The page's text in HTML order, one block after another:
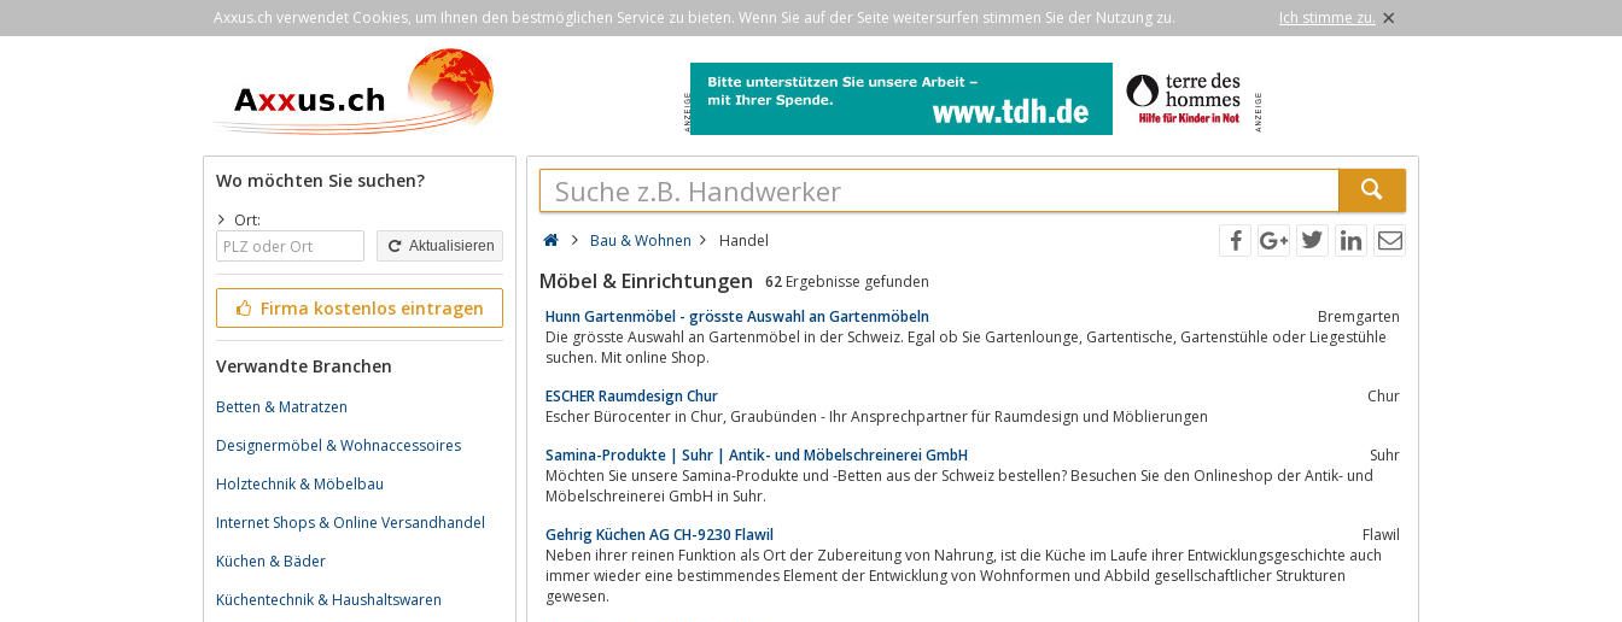
Axxus.ch verwendet Cookies, um Ihnen den bestmöglichen Service zu bieten. Wenn Sie auf der Seite weitersurfen stimmen Sie der Nutzung zu. Ich stimme zu. ×
Wo möchten Sie suchen?
Ort:
Aktualisieren
Firma kostenlos eintragen
Verwandte Branchen
Betten & Matratzen
Designermöbel & Wohnaccessoires
Holztechnik & Möbelbau
Internet Shops & Online Versandhandel
Küchen & Bäder
Küchentechnik & Haushaltswaren
Bau & Wohnen Handel
Möbel & Einrichtungen 62 Ergebnisse gefunden
Hunn Gartenmöbel - grösste Auswahl an Gartenmöbeln
Bremgarten
Die grösste Auswahl an Gartenmöbel in der Schweiz. Egal ob Sie Gartenlounge, Gartentische, Gartenstühle oder Liegestühle
suchen. Mit online Shop.
ESCHER Raumdesign Chur
Chur
Escher Bürocenter in Chur, Graubünden - Ihr Ansprechpartner für Raumdesign und Möblierungen
Samina-Produkte | Suhr | Antik- und Möbelschreinerei GmbH
Suhr
Möchten Sie unsere Samina-Produkte und -Betten aus der Schweiz bestellen? Besuchen Sie den Onlineshop der Antik- und
Möbelschreinerei GmbH in Suhr.
Gehrig Küchen AG CH-9230 Flawil
Flawil
Neben ihrer reinen Funktion als Ort der Zubereitung von Nahrung, ist die Küche im Laufe ihrer Entwicklungsgeschichte auch
immer wieder eine bestimmendes Element der Entwicklung von Wohnformen und Abbild gesellschaftlicher Strukturen
gewesen.